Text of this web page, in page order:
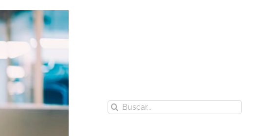
Buscar: